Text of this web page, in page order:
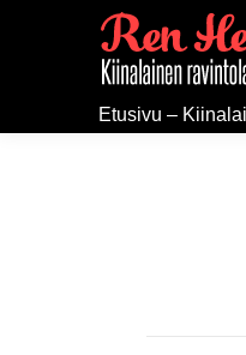
Etusivu –